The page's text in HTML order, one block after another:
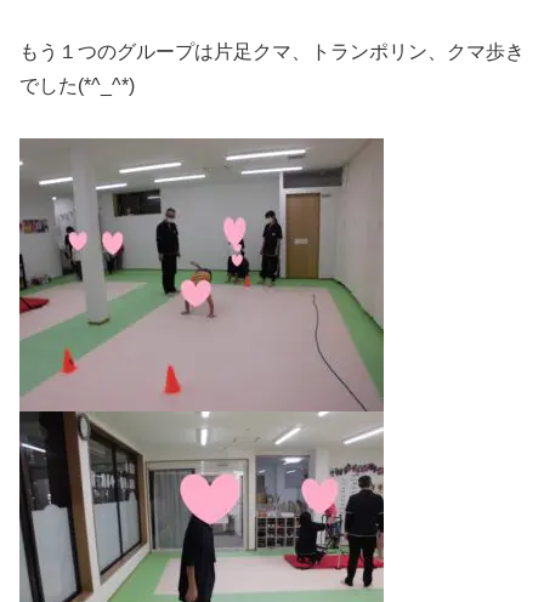
もう１つのグループは片足クマ、トランポリン、クマ歩き
でした(*^_^*)